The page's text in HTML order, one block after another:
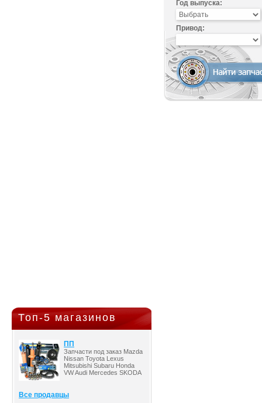
Топ-5 магазинов
ПП
Запчасти под заказ Mazda
Nissan Toyota Lexus
Mitsubishi Subaru Honda
VW Audi Mercedes SKODA
Все продавцы
Год выпуска:
Привод: